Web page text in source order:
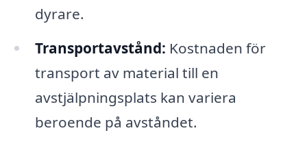
dyrare.
Transportavstånd: Kostnaden för
transport av material till en
avstjälpningsplats kan variera
beroende på avståndet.